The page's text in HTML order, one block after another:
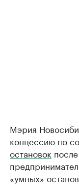
Мэрия
концессию по
остановок
«умных»